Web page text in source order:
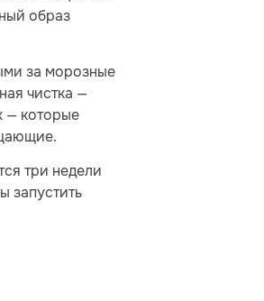
образ
за морозные
чистка —
— которые
три недели
запустить